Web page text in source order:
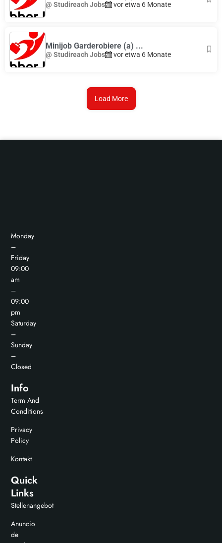
@ Studireach Jobs vor etwa 6 Monate
Minijob Garderobiere (a) ...
@ Studireach Jobs vor etwa 6 Monate
Load More
Monday
–
Friday
09:00
am
–
09:00
pm
Saturday
–
Sunday
–
Closed
Info
Term And
Conditions
Privacy
Policy
Kontakt
Quick
Links
Stellenangebot
Anuncio
de